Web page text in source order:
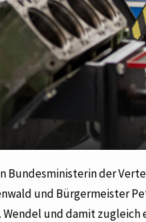
Bundesministerin der
und Bürgermeister
und damit